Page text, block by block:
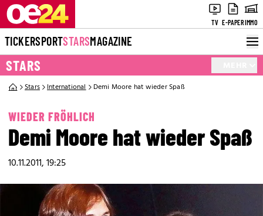
TV E-PAPERIMMO
TICKERSPORTSTARSMAGAZINE
STARS
Stars International Demi Moore hat wieder Spaß
WIEDER FRÖHLICH
Demi Moore hat wieder Spaß
10.11.2011, 19:25